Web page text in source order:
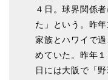
４日。球界関係
た」という。昨
家族とハワイで
めていた。昨年
日には大阪で「